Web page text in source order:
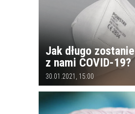
Jak długo zostanie
z nami COVID-19?
30.01.2021, 15:00